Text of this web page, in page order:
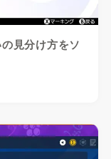
見分け方をソ